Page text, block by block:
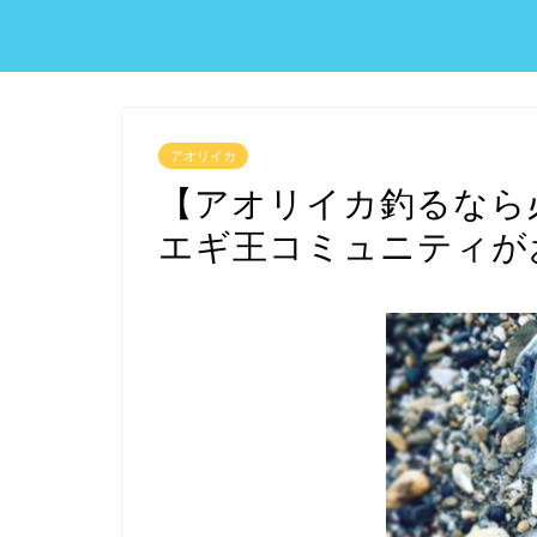
アオリイカ
【アオリイカ釣るな
エギ王コミュニティ